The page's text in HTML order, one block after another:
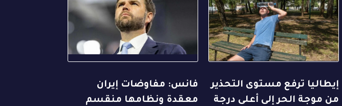
إيطاليا ترفع مستوى التحذير
من موجة الحر إلى أعلى درجة
فانس: مفاوضات إيران
معقدة ونظامها منقسم